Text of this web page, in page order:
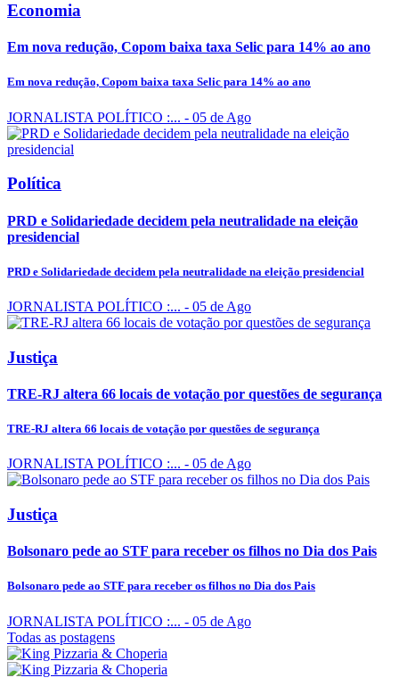
Economia
Em nova redução, Copom baixa taxa Selic para 14% ao ano
Em nova redução, Copom baixa taxa Selic para 14% ao ano
JORNALISTA POLÍTICO :... - 05 de Ago
Política
PRD e Solidariedade decidem pela neutralidade na eleição
presidencial
PRD e Solidariedade decidem pela neutralidade na eleição presidencial
JORNALISTA POLÍTICO :... - 05 de Ago
Justiça
TRE-RJ altera 66 locais de votação por questões de segurança
TRE-RJ altera 66 locais de votação por questões de segurança
JORNALISTA POLÍTICO :... - 05 de Ago
Justiça
Bolsonaro pede ao STF para receber os filhos no Dia dos Pais
Bolsonaro pede ao STF para receber os filhos no Dia dos Pais
JORNALISTA POLÍTICO :... - 05 de Ago
Todas as postagens